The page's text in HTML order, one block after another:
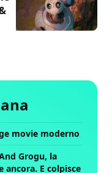
movie moderno
Grogu, la
ancora. E colpisce